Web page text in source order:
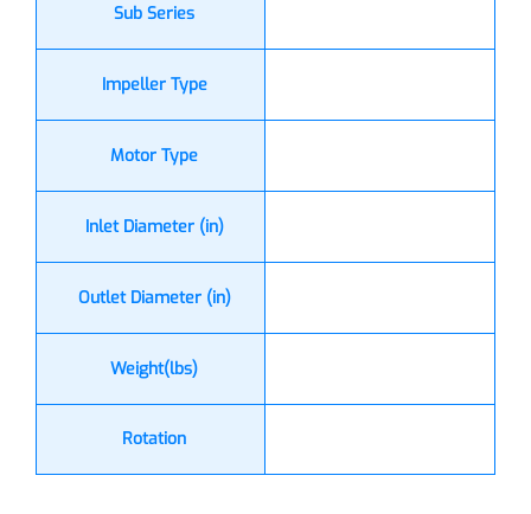
Sub Series
Impeller Type
Motor Type
Inlet Diameter (in)
Outlet Diameter (in)
Weight(lbs)
Rotation